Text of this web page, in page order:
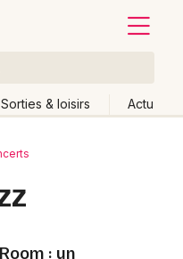
Sorties & loisirs Actu
: un
de lieu